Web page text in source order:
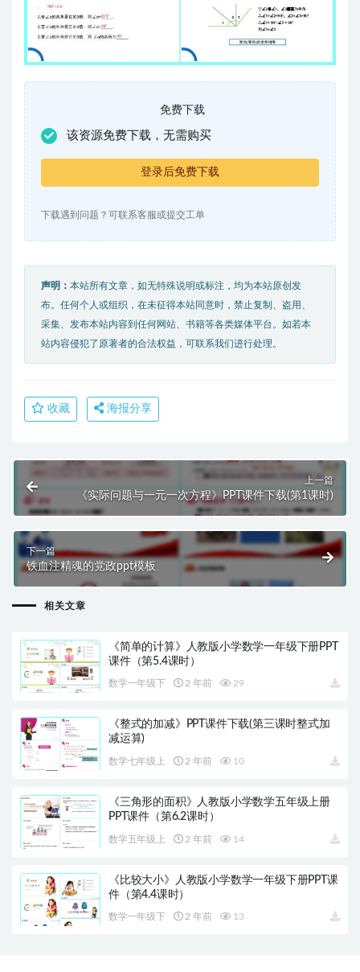
免费下载
该资源免费下载，无需购买
登录后免费下载
下载遇到问题？可联系客服或提交工单
声明： 本站所有文章，如无特殊说明或标注，均为本站原创发
布。任何个人或组织，在未征得本站同意时，禁止复制、盗用、
采集、发布本站内容到任何网站、书籍等各类媒体平台。如若本
站内容侵犯了原著者的合法权益，可联系我们进行处理。
收藏 海报分享
上一篇
《实际问题与一元一次方程》PPT课件下载(第1课时)
下一篇
铁血注精魂的党政ppt模板
相关文章
《简单的计算》人教版小学数学一年级下册PPT
课件（第5.4课时）
数学一年级下 2 年前 29
《整式的加减》PPT课件下载(第三课时整式加
减运算)
数学七年级上 2 年前 10
《三角形的面积》人教版小学数学五年级上册
PPT课件（第6.2课时）
数学五年级上 2 年前 14
《比较大小》人教版小学数学一年级下册PPT课
件（第4.4课时）
数学一年级下 2 年前 13